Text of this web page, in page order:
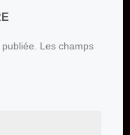
Les champs